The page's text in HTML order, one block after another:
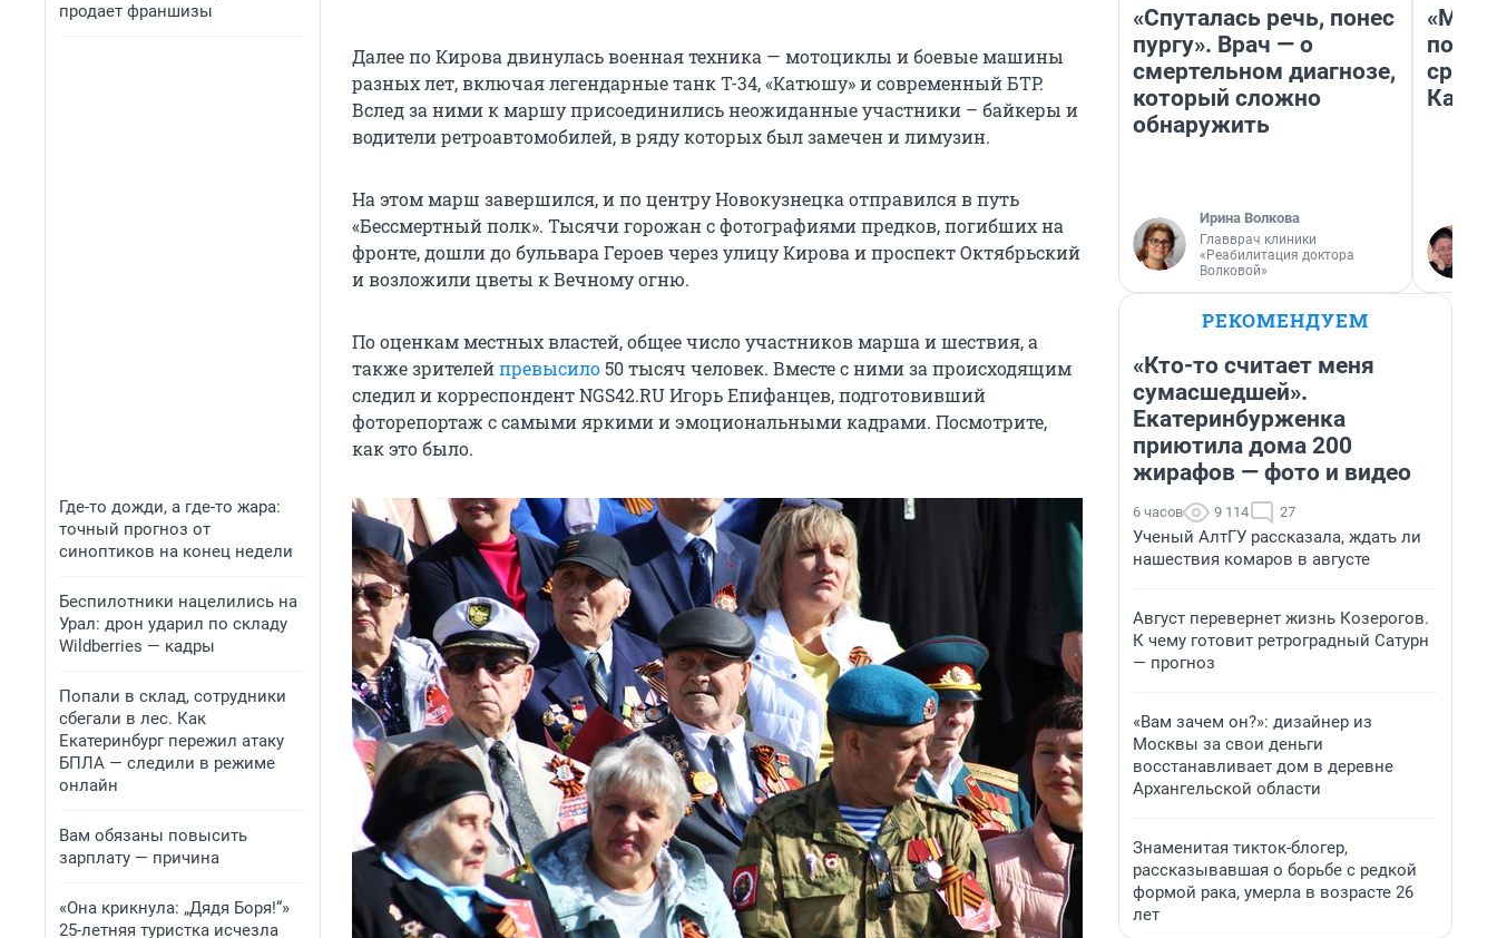
продает франшизы
Где-то дожди, а где-то жара:
точный прогноз от
синоптиков на конец недели
Беспилотники нацелились на
Урал: дрон ударил по складу
Wildberries — кадры
Попали в склад, сотрудники
сбегали в лес. Как
Екатеринбург пережил атаку
БПЛА — следили в режиме
онлайн
Вам обязаны повысить
зарплату — причина
«Она крикнула: „Дядя Боря!“»
25-летняя туристка исчезла
Далее по Кирова двинулась военная техника — мотоциклы и боевые машины
разных лет, включая легендарные танк Т-34, «Катюшу» и современный БТР.
Вслед за ними к маршу присоединились неожиданные участники – байкеры и
водители ретроавтомобилей, в ряду которых был замечен и лимузин.
На этом марш завершился, и по центру Новокузнецка отправился в путь
«Бессмертный полк». Тысячи горожан с фотографиями предков, погибших на
фронте, дошли до бульвара Героев через улицу Кирова и проспект Октябрьский
и возложили цветы к Вечному огню.
По оценкам местных властей, общее число участников марша и шествия, а
также зрителейпревысило50 тысяч человек. Вместе с ними за происходящим
следил и корреспондент NGS42.RU Игорь Епифанцев, подготовивший
фоторепортаж с самыми яркими и эмоциональными кадрами. Посмотрите,
как это было.
«Спуталась речь, понес
пургу». Врач — о
смертельном диагнозе,
который сложно
обнаружить
Ирина Волкова
Главврач клиники
«Реабилитация доктора
Волковой»
РЕКОМЕНДУЕМ
«Кто-то считает меня
сумасшедшей».
Екатеринбурженка
приютила дома 200
жирафов — фото и видео
6 часов 9 114 27
Ученый АлтГУ рассказала, ждать ли
нашествия комаров в августе
Август перевернет жизнь Козерогов.
К чему готовит ретроградный Сатурн
— прогноз
«Вам зачем он?»: дизайнер из
Москвы за свои деньги
восстанавливает дом в деревне
Архангельской области
Знаменитая тикток-блогер,
рассказывавшая о борьбе с редкой
формой рака, умерла в возрасте 26
лет